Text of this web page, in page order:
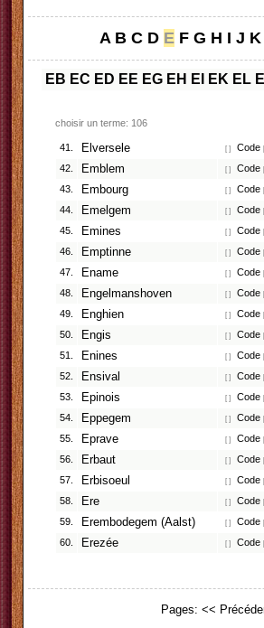
A B C D E F G H I J K
EB EC ED EE EG EH EI EK EL
choisir un terme: 106
41. Elversele [ ]
Code
42.
Emblem [ ]
Code
43.
Embourg [ ]
Code
44.
Emelgem [ ]
Code
45.
Emines [ ]
Code
46.
Emptinne [ ]
Code
47.
Ename [ ]
Code
48.
Engelmanshoven [ ]
Code
49.
Enghien [ ]
Code
50.
Engis [ ]
Code
51.
Enines [ ]
Code
52.
Ensival [ ]
Code
53.
Epinois [ ]
Code
54.
Eppegem [ ]
Code
55.
Eprave [ ]
Code
56.
Erbaut [ ]
Code
57.
Erbisoeul [ ]
Code
58.
Ere [ ]
Code
59.
Erembodegem (Aalst) [ ]
Code
60.
Erezée [ ] Code
Pages: <<